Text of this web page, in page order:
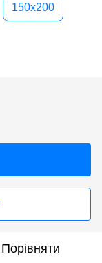
150х200
Порівняти